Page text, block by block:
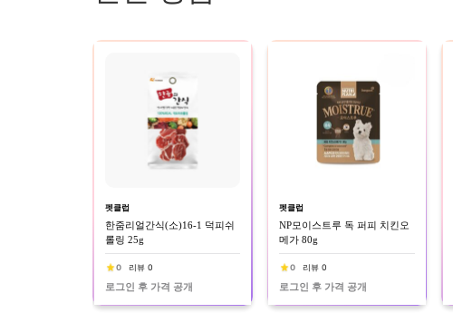
펫클럽
한줌리얼간식(소)16-1 덕피쉬
롤링 25g
0 리뷰 0
로그인 후 가격 공개
펫클럽
NP모이스트루 독 퍼피 치킨오
메가 80g
0 리뷰 0
로그인 후 가격 공개